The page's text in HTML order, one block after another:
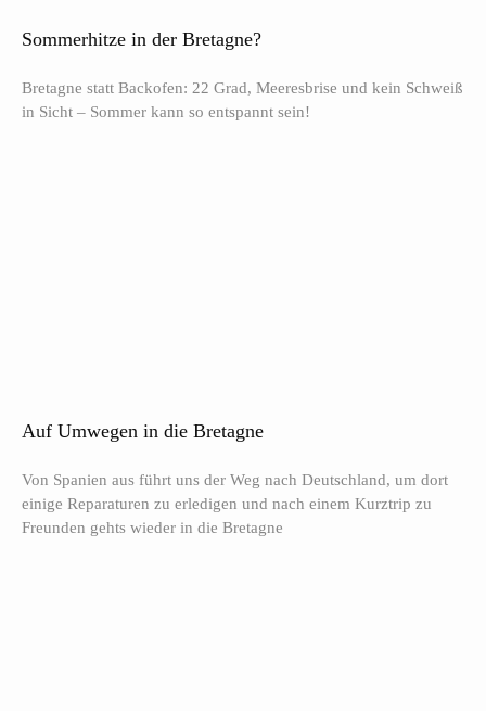
Sommerhitze in der Bretagne?
Bretagne statt Backofen: 22 Grad, Meeresbrise und kein Schweiß
in Sicht – Sommer kann so entspannt sein!
Auf Umwegen in die Bretagne
Von Spanien aus führt uns der Weg nach Deutschland, um dort
einige Reparaturen zu erledigen und nach einem Kurztrip zu
Freunden gehts wieder in die Bretagne